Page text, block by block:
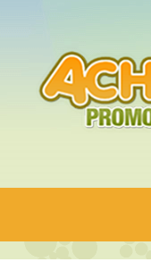
conteúdo